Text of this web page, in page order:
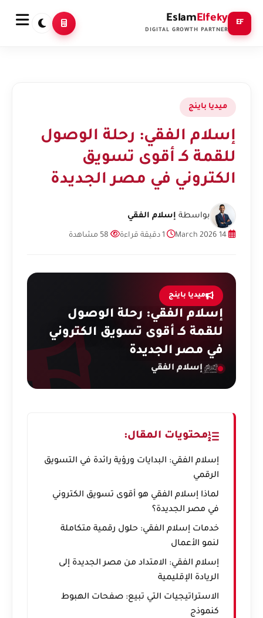
EF
EslamElfeky
DIGITAL GROWTH PARTNER
ميديا باينج
إسلام الفقي: رحلة الوصول
للقمة كـ أقوى تسويق
الكتروني في مصر الجديدة
بواسطة إسلام الفقي
ميديا باينج
إسلام الفقي: رحلة الوصول
للقمة كـ أقوى تسويق الكتروني
في مصر الجديدة
إسلام الفقي
محتويات المقال:
إسلام الفقي: البدايات ورؤية رائدة في التسويق
الرقمي
لماذا إسلام الفقي هو أقوى تسويق الكتروني
في مصر الجديدة؟
خدمات إسلام الفقي: حلول رقمية متكاملة
لنمو الأعمال
إسلام الفقي: الامتداد من مصر الجديدة إلى
الريادة الإقليمية
الاستراتيجيات التي تبيع: صفحات الهبوط
كنموذج